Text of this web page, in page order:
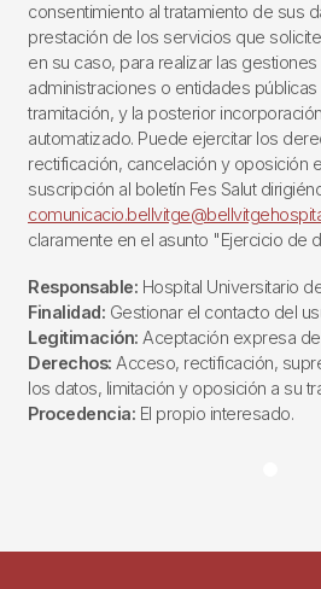
consentimiento al tratamiento de sus
prestación de los servicios que
en su caso, para realizar las
administraciones o entidades
tramitación, y la posterior
automatizado. Puede ejercitar los
rectificación, cancelación y oposición
suscripción al boletín Fes Salut
claramente en el asunto "Ejercicio de
Responsable: Hospital Universitario
Finalidad: Gestionar el contacto del
Legitimación: Aceptación expresa
Derechos: Acceso, rectificación,
los datos, limitación y oposición a su
Procedencia: El propio interesado.